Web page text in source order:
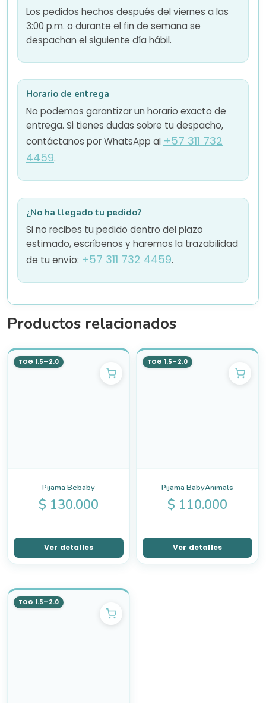
Los pedidos hechos después del viernes a las
3:00 p.m. o durante el fin de semana se
despachan el siguiente día hábil.
Horario de entrega
No podemos garantizar un horario exacto de
entrega. Si tienes dudas sobre tu despacho,
contáctanos por WhatsApp al +57 311 732
4459.
¿No ha llegado tu pedido?
Si no recibes tu pedido dentro del plazo
estimado, escríbenos y haremos la trazabilidad
de tu envío: +57 311 732 4459.
Productos relacionados
TOG 1.5–2.0
Pijama Bebaby
$ 130.000
Ver detalles
TOG 1.5–2.0
Pijama BabyAnimals
$ 110.000
Ver detalles
TOG 1.5–2.0